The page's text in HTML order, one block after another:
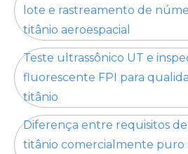
lote e rastreamento de
titânio aeroespacial
Teste ultrassônico UT e
fluorescente FPI para
titânio
Diferença entre requisitos
titânio comercialmente puro